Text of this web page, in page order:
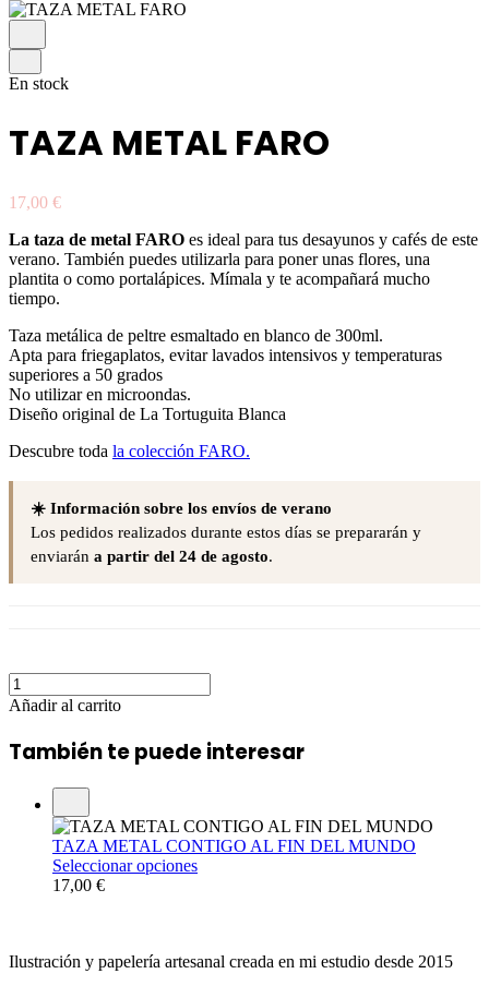
En stock
TAZA METAL FARO
17,00 €
La taza de metal FARO es ideal para tus desayunos y cafés de este
verano. También puedes utilizarla para poner unas flores, una
plantita o como portalápices. Mímala y te acompañará mucho
tiempo.
Taza metálica de peltre esmaltado en blanco de 300ml.
Apta para friegaplatos, evitar lavados intensivos y temperaturas
superiores a 50 grados
No utilizar en microondas.
Diseño original de La Tortuguita Blanca
Descubre toda la colección FARO.
☀️ Información sobre los envíos de verano
Los pedidos realizados durante estos días se prepararán y
enviarán a partir del 24 de agosto.
Añadir al carrito
También te puede interesar
TAZA METAL CONTIGO AL FIN DEL MUNDO
Seleccionar opciones
17,00 €
Ilustración y papelería artesanal creada en mi estudio desde 2015